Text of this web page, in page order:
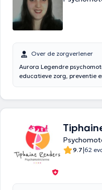
Over de zorgverlener
Aurora Legendre
educatieve zorg, preventie
9.7|62